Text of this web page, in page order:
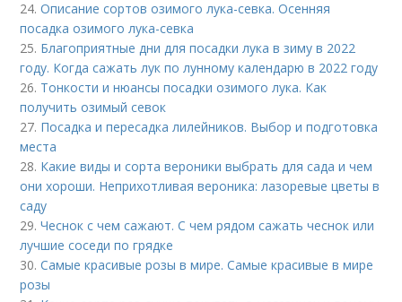
24.Описание сортов озимого лука-севка. Осенняя
посадка озимого лука-севка
25. Благоприятные дни для посадки лука в зиму в 2022
году. Когда сажать лук по лунному календарю в 2022 году
26. Тонкости и нюансы посадки озимого лука. Как
получить озимый севок
27. Посадка и пересадка лилейников. Выбор и подготовка
места
28. Какие виды и сорта вероники выбрать для сада и чем
они хороши. Неприхотливая вероника: лазоревые цветы в
саду
29.Чеснок с чем сажают. С чем рядом сажать чеснок или
лучшие соседи по грядке
30.Самые красивые розы в мире. Самые красивые в мире
розы